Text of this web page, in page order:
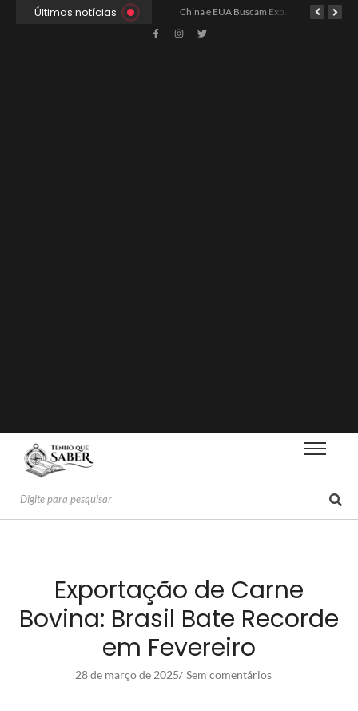
Últimas notícias China e EUA Buscam Expansão do Comércio Agrícola
Exportação de Carne
Bovina: Brasil Bate Recorde
em Fevereiro
28 de março de 2025/ Sem comentários